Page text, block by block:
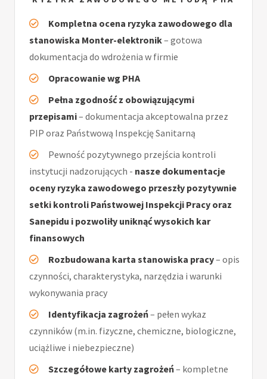
Kompletna ocena ryzyka zawodowego dla
stanowiska Monter-elektronik– gotowa
dokumentacja do wdrożenia w firmie
Opracowanie wg PHA
Pełna zgodność z obowiązującymi
przepisami– dokumentacja akceptowalna przez
PIP oraz Państwową Inspekcję Sanitarną
Pewność pozytywnego przejścia kontroli
instytucji nadzorujących - nasze dokumentacje
oceny ryzyka zawodowego przeszły pozytywnie
setki kontroli Państwowej Inspekcji Pracy oraz
Sanepidu i pozwoliły uniknąć wysokich kar
finansowych
Rozbudowana karta stanowiska pracy– opis
czynności, charakterystyka, narzędzia i warunki
wykonywania pracy
Identyfikacja zagrożeń– pełen wykaz
czynników (m.in. fizyczne, chemiczne, biologiczne,
uciążliwe i niebezpieczne)
Szczegółowe karty zagrożeń– kompletne